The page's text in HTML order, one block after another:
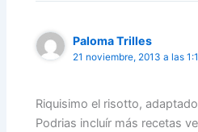
Paloma Trilles
21 noviembre, 2013 a las
Riquisimo el risotto,
Podrias incluír más recetas